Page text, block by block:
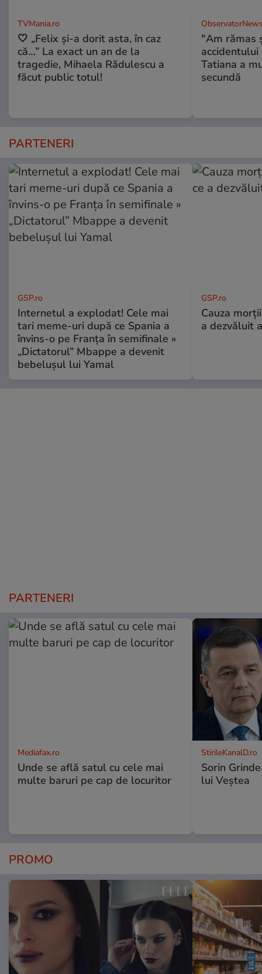
TVMania.ro
🤍 „Felix și-a dorit asta, în caz
că…” La exact un an de la
tragedie, Mihaela Rădulescu a
făcut public totul!
"Am rămas
accidentului
Tatiana a
secundă
PARTENERI
GSP.ro
Internetul a explodat! Cele mai
tari meme-uri după ce Spania a
învins-o pe Franța în semifinale »
„Dictatorul” Mbappe a devenit
bebelușul lui Yamal
GSP.ro
Cauza
a dezvăluit
PARTENERI
Mediafax.ro
Unde se află satul cu cele mai
multe baruri pe cap de locuritor
StirileKanalD.ro
Sorin
lui Veștea
PROMO